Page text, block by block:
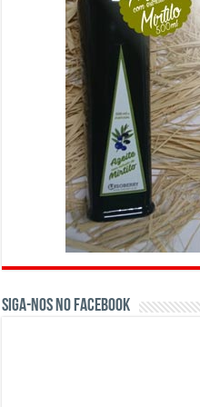
Siga-nos no Facebook